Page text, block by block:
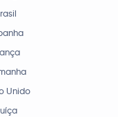
Unido